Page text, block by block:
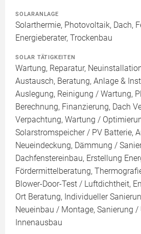
SOLARANLAGE
Solarthermie, Photovoltaik, Dach,
Energieberater, Trockenbau
SOLAR TÄTIGKEITEN
Wartung, Reparatur,
Austausch, Beratung, Anlage &
Auslegung, Reinigung / Wartung,
Berechnung, Finanzierung, Dach
Verpachtung, Wartung /
Solarstromspeicher / PV Batterie,
Neueindeckung, Dämmung /
Dachfenstereinbau, Erstellung
Fördermittelberatung,
Blower-Door-Test / Luftdichtheit,
Ort Beratung, Individueller
Neueinbau / Montage, Sanierung /
Innenausbau